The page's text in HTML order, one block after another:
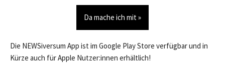
Da mache ich mit »
Die NEWSiversum App ist im Google Play Store verfügbar und in
Kürze auch für Apple Nutzer:innen erhältlich!